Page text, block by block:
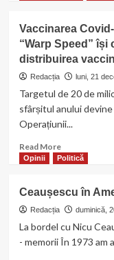
am
deșteptat:
legile
sunt
fraieri!
Vaccinarea
“Warp Speed”
distribuirea
Redacția luni, 21
Targetul de 20 de
sfârșitul anului
Operațiunii...
Read MoreRead
more
Covid-
19
din
SUA:
Opinii Politică
Ceaușescu în
Redacția duminică,
La bordel cu Nicu
- memorii În 1973 am